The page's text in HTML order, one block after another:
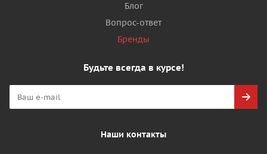
Блог
Вопрос-ответ
Бренды
Будьте всегда в курсе!
Наши контакты